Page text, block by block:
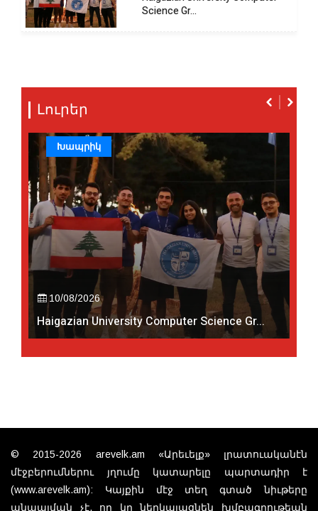
Science Gr...
Լուրեր
10/08/2026
Haigazian University Computer Science Gr...
Խապրիկ
© 2015-2026 arevelk.am «Արեւելք» լրատուականէն
մէջբերումներու յղումը կատարելը պարտադիր է
(www.arevelk.am): Կայքին մէջ տեղ գտած նիւթերը
անպայման չէ, որ կը ներկայացնեն խմբագրութեան